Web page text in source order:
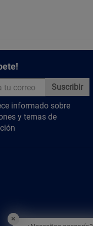
relevante.
Suscribir
informado sobre
y temas de
×